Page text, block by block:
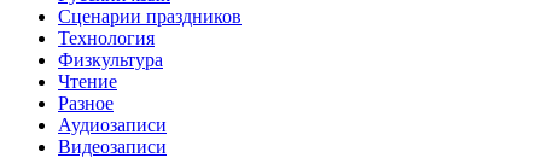
Сценарии праздников
Технология
Физкультура
Чтение
Разное
Аудиозаписи
Видеозаписи